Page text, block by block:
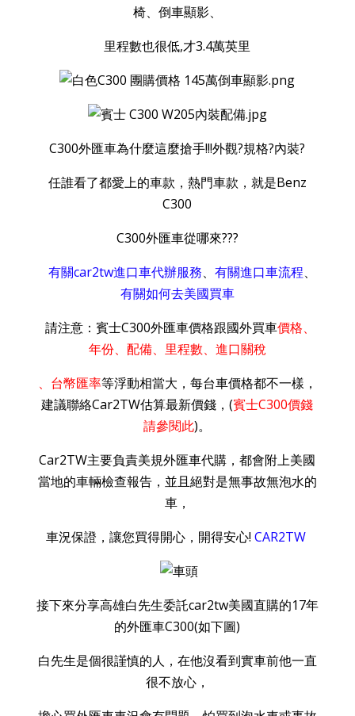
椅、倒車顯影、
里程數也很低,才3.4萬英里
C300外匯車為什麼這麼搶手!!!外觀?規格?內裝?
任誰看了都愛上的車款，熱門車款，就是Benz
C300
C300外匯車從哪來???
有關car2tw進口車代辦服務、 有關進口車流程、
有關如何去美國買車
請注意：賓士C300外匯車價格跟國外買車價格、
年份、配備、里程數、進口關稅
、台幣匯率等浮動相當大，每台車價格都不一樣，
建議聯絡Car2TW估算最新價錢，(賓士C300價錢
請參閱此)。
Car2TW主要負責美規外匯車代購，都會附上美國
當地的車輛檢查報告，並且絕對是無事故無泡水的
車，
車況保證，讓您買得開心，開得安心! CAR2TW
接下來分享高雄白先生委託car2tw美國直購的17年
的外匯車C300(如下圖)
白先生是個很謹慎的人，在他沒看到實車前他一直
很不放心，